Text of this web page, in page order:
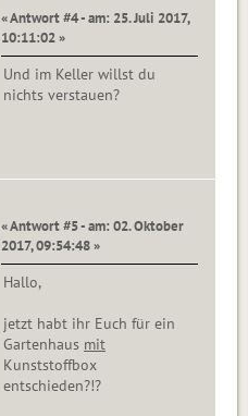
« Antwort #4 - am: 25. Juli 2017,
10:11:02 »
Und im Keller willst du
nichts verstauen?
« Antwort #5 - am: 02. Oktober
2017, 09:54:48 »
Hallo,
jetzt habt ihr Euch für ein
Gartenhaus mit
Kunststoffbox
entschieden?!?